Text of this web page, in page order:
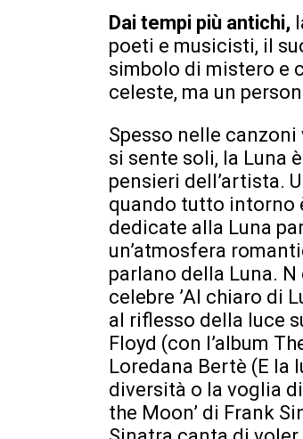
Dai tempi più antichi,
poeti e musicisti, il
simbolo di mistero e
celeste, ma un
Spesso nelle
si sente soli, la Luna
pensieri dell’artista.
quando tutto intorno
dedicate alla Luna
un’atmosfera
parlano della Luna.
celebre ’Al chiaro di
al riflesso della luce
Floyd (con l’album
Loredana Bertè (E la
diversità o la voglia
the Moon’ di Frank